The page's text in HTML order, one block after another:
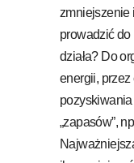
zmniejszenie
prowadzić do
działa? Do
energii,
pozyskiwania
„zapasów”,